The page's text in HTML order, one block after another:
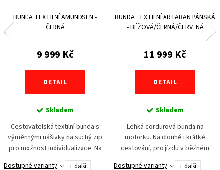
BUNDA TEXTILNÍ AMUNDSEN -
ČERNÁ
9 999 Kč
DETAIL
Skladem
Cestovatelská textilní bunda s
výměnnými nášivky na suchý zip
pro možnost individualizace. Na
dlouhé i krátké cestování, pro
Dostupné varianty + další
BUNDA TEXTILNÍ ARTABAN PÁNSKÁ
- BÉŽOVÁ/ČERNÁ/ČERVENÁ
11 999 Kč
DETAIL
Skladem
Lehká cordurová bunda na
motorku. Na dlouhé i krátké
cestování, pro jízdu v běžném
provozu i offroad. Teplotní
Dostupné varianty + další